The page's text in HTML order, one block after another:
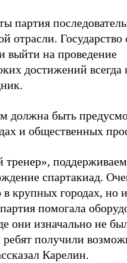
партия
отрасли. Государство
выйти на проведение
достижений всегда
должна быть
и общественных
поддерживаем
спартакиад.
крупных городах, но
помогала
они изначально не
получили
Карелин.